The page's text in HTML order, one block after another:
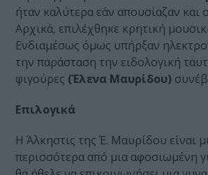
ήταν καλύτερα εάν απουσίαζαν
Αρχικά, επιλέχθηκε κρητική
Ενδιαμέσως όμως υπήρξαν
την παράσταση την ειδολογική
φιγούρες (Έλενα Μαυρίδου)
Επιλογικά
Η Άλκηστις της Έ. Μαυρίδου είναι
περισσότερα από μια αφοσιωμένη